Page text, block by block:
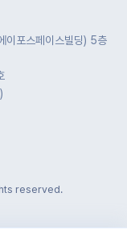
포스페이스빌딩) 5층
reserved.